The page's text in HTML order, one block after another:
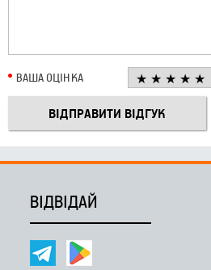
ВАША ОЦІНКА
ВІДВІДАЙ